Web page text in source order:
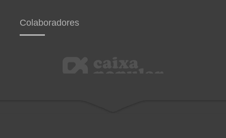
Colaboradores